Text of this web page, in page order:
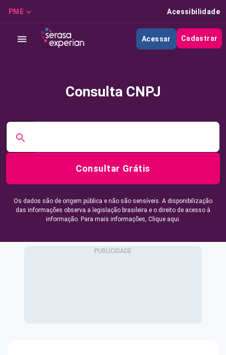
PME Acessibilidade
Acessar Cadastrar
Consulta CNPJ
Consultar Grátis
Os dados são de origem pública e não são sensíveis. A disponibilização
das informações observa a legislação brasileira e o direito de acesso à
informação. Para mais informações, Clique aqui.